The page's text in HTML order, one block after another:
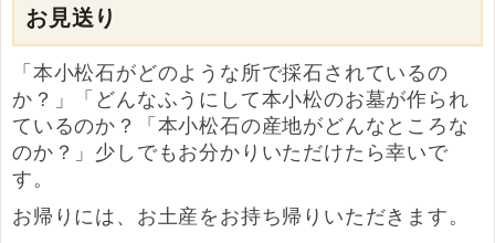
お見送り
「本小松石がどのような所で採石されているの
か？」「どんなふうにして本小松のお墓が作られ
ているのか？「本小松石の産地がどんなところな
のか？」少しでもお分かりいただけたら幸いで
す。
お帰りには、お土産をお持ち帰りいただきます。